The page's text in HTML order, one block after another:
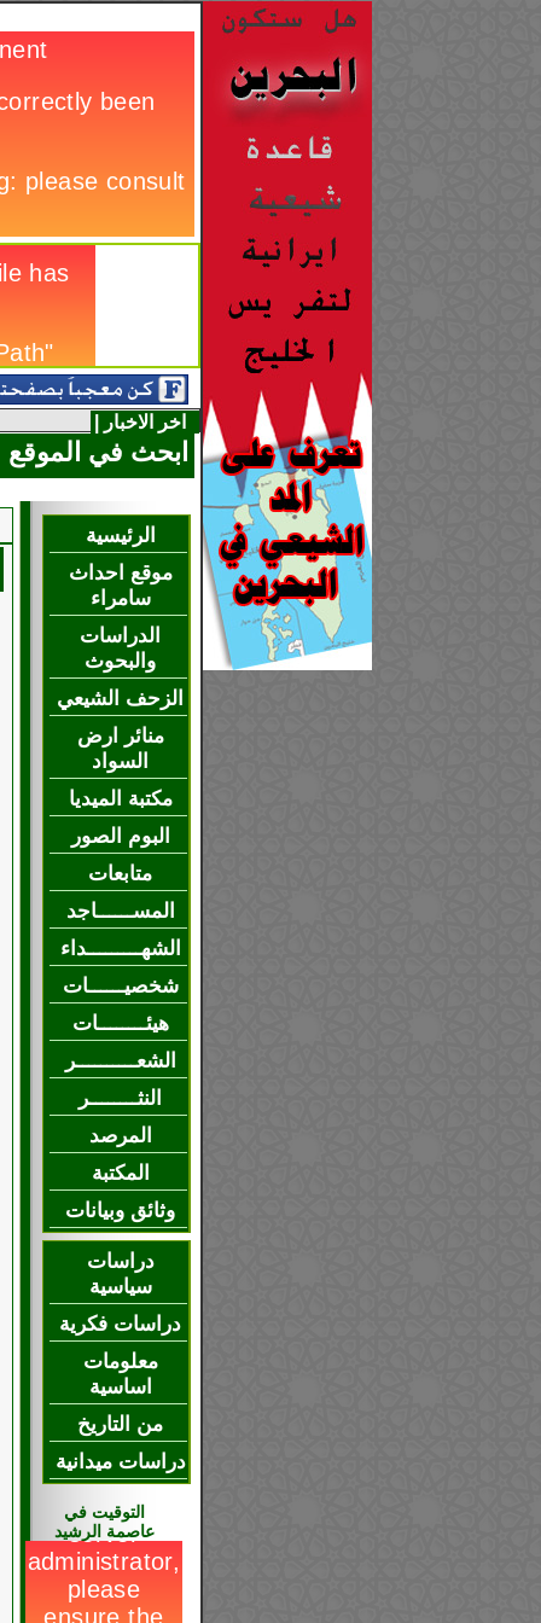
اخر الاخبار |
ابحث في الموقع
الرئيسية
موقع احداث
سامراء
الدراسات
والبحوث
الزحف الشيعي
منائر ارض
السواد
مكتبة الميديا
البوم الصور
متابعات
المســــــاجد
الشهـــــــــداء
شخصيــــــات
هيئــــــــات
الشعــــــــــر
النثــــــــر
المرصد
المكتبة
وثائق وبيانات
دراسات
سياسية
دراسات فكرية
معلومات
اساسية
من التاريخ
دراسات ميدانية
التوقيت في
عاصمة الرشيد